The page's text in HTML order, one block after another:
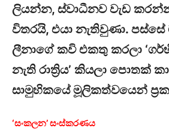
ලියන්න, ස්වාධීනව වැඩ
විතරයි, එයා නැතිවුණා.
ලීනාගේ කවි එකතු කරලා
නැති රාත්‍රිය’ කියලා පොතක්
සාමුහිකයේ මූලිකත්වයෙන්
‘සංකලන’ සංස්කරණය